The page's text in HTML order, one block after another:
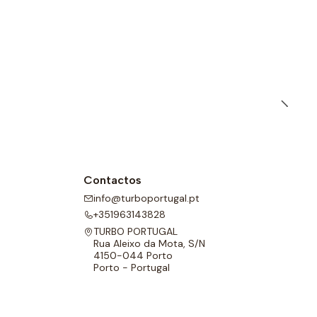
Contactos
info@turboportugal.pt
+351963143828
TURBO PORTUGAL
Rua Aleixo da Mota, S/N
4150-044 Porto
Porto - Portugal